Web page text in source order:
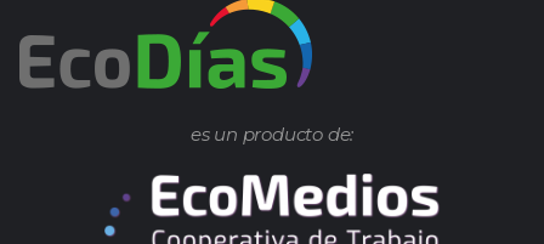
es un producto de: